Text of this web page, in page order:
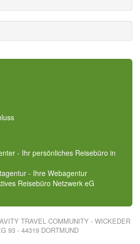
- Ihr persönliches Reisebüro in
- Ihre Webagentur
Reisebüro Netzwerk eG
TRAVEL COMMUNITY - WICKEDER
93 - 44319 DORTMUND